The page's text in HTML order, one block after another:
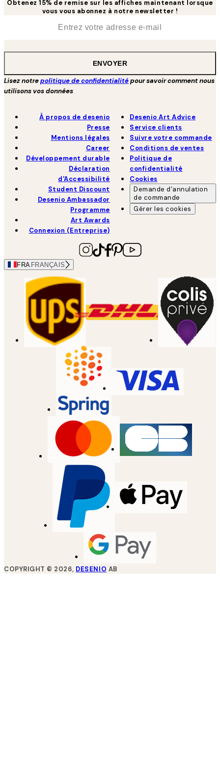
Obtenez 15% de remise sur les affiches maintenant lorsque
vous vous abonnez à notre newsletter !
ENVOYER
Lisez notrepolitique de confidentialitépour savoir comment nous
utilisons vos données
À propos de desenio
Presse
Mentions légales
Career
Développement durable
Déclaration
d'Accessibilité
Student Discount
Desenio Ambassador
Programme
Art Awards
Connexion (Entreprise)
Desenio Art Advice
Service clients
Suivre votre commande
Conditions de ventes
Politique de
confidentialité
Cookies
Demande d'annulation
de commande
Gérer les cookies
FRA FRANÇAIS
COPYRIGHT © 2026, DESENIO AB